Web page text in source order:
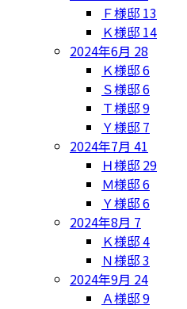
Ｆ様邸 13
Ｋ様邸 14
2024年6月 28
Ｋ様邸6
Ｓ様邸6
Ｔ様邸9
Ｙ様邸 7
2024年7月 41
Ｈ様邸 29
Ｍ様邸6
Ｙ様邸6
2024年8月 7
Ｋ様邸4
Ｎ様邸3
2024年9月 24
Ａ様邸9